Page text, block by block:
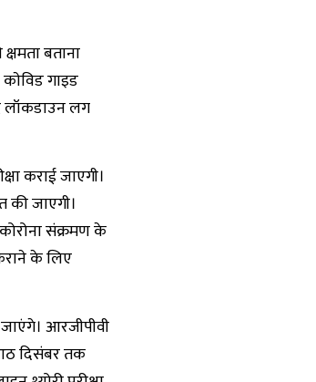
बताना
गाइड
लॉकडाउन लग
कराई जाएगी।
की जाएगी।
संक्रमण के
के लिए
आरजीपीवी
दिसंबर तक